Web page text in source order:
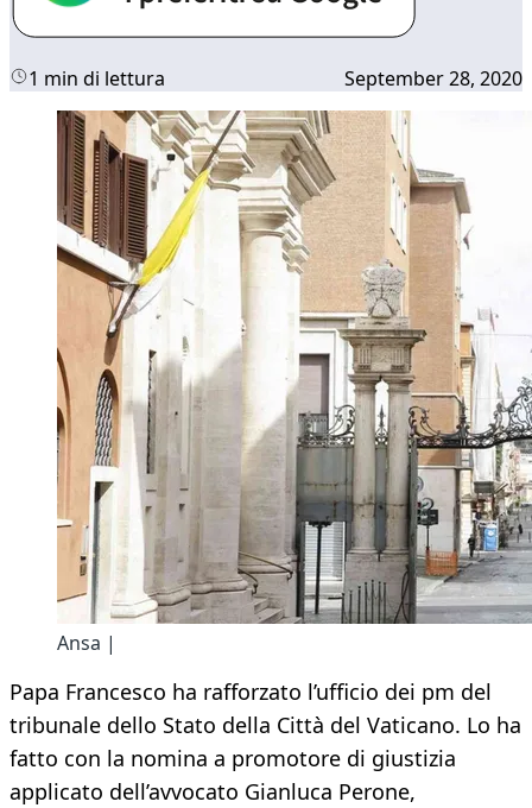
1 min di lettura September 28, 2020
Ansa |
Papa Francesco ha rafforzato l’ufficio dei pm del
tribunale dello Stato della Città del Vaticano. Lo ha
fatto con la nomina a promotore di giustizia
applicato dell’avvocato Gianluca Perone,